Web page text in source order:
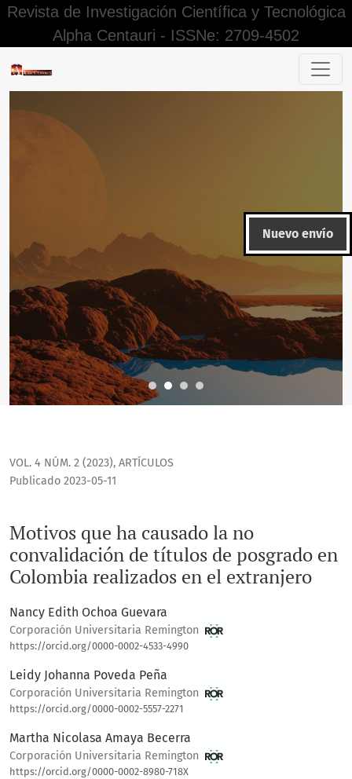
Revista de Investigación Científica y Tecnológica
Alpha Centauri - ISSNe: 2709-4502
Motivos que ha causado la no convalidación de títulos de
Nuevo envío
VOL. 4 NÚM. 2 (2023), ARTÍCULOS
Motivos que ha causado la no
convalidación de títulos de posgrado en
Colombia realizados en el extranjero
Publicado 2023-05-11
Nancy Edith Ochoa Guevara
Corporación Universitaria Remington
https://orcid.org/0000-0002-4533-4990
Leidy Johanna Poveda Peña
Corporación Universitaria Remington
https://orcid.org/0000-0002-5557-2271
Martha Nicolasa Amaya Becerra
Corporación Universitaria Remington
https://orcid.org/0000-0002-8980-718X